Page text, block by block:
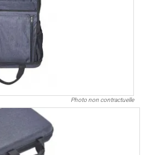
Photo non contractuelle